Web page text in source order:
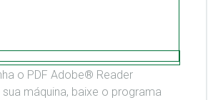
o PDF Adobe® Reader
máquina, baixe o programa